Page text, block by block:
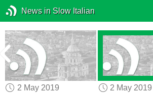
News in Slow Italian
2 May 2019
2 May 2019